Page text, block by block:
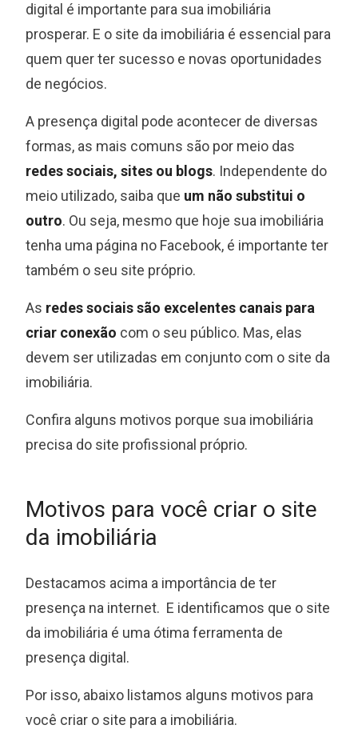
digital é importante para sua imobiliária
prosperar. E o site da imobiliária é essencial para
quem quer ter sucesso e novas oportunidades
de negócios.
A presença digital pode acontecer de diversas
formas, as mais comuns são por meio das
redes sociais, sites ou blogs. Independente do
meio utilizado, saiba que um não substitui o
outro. Ou seja, mesmo que hoje sua imobiliária
tenha uma página no Facebook, é importante ter
também o seu site próprio.
As redes sociais são excelentes canais para
criar conexão com o seu público. Mas, elas
devem ser utilizadas em conjunto com o site da
imobiliária.
Confira alguns motivos porque sua imobiliária
precisa do site profissional próprio.
Motivos para você criar o site
da imobiliária
Destacamos acima a importância de ter
presença na internet. E identificamos que o site
da imobiliária é uma ótima ferramenta de
presença digital.
Por isso, abaixo listamos alguns motivos para
você criar o site para a imobiliária.